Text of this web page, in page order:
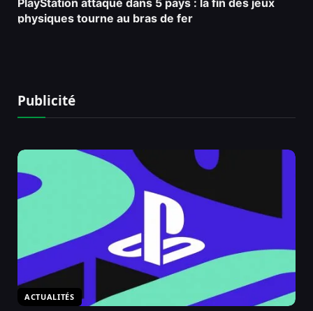
PlayStation attaqué dans 5 pays : la fin des jeux
physiques tourne au bras de fer
Publicité
ACTUALITÉS